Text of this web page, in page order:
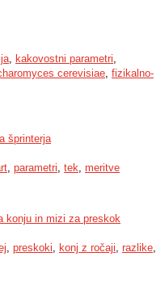
, kakovostni parametri,
cerevisiae, fizikalno-
šprinterja
, parametri, tek, meritve
konju in mizi za preskok
, preskoki, konj z ročaji, razlike,